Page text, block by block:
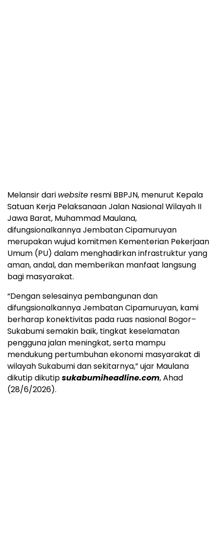
Melansir dari website resmi BBPJN, menurut Kepala
Satuan Kerja Pelaksanaan Jalan Nasional Wilayah II
Jawa Barat, Muhammad Maulana,
difungsionalkannya Jembatan Cipamuruyan
merupakan wujud komitmen Kementerian Pekerjaan
Umum (PU) dalam menghadirkan infrastruktur yang
aman, andal, dan memberikan manfaat langsung
bagi masyarakat.
“Dengan selesainya pembangunan dan
difungsionalkannya Jembatan Cipamuruyan, kami
berharap konektivitas pada ruas nasional Bogor–
Sukabumi semakin baik, tingkat keselamatan
pengguna jalan meningkat, serta mampu
mendukung pertumbuhan ekonomi masyarakat di
wilayah Sukabumi dan sekitarnya,” ujar Maulana
dikutip dikutipsukabumiheadline.com, Ahad
(28/6/2026).